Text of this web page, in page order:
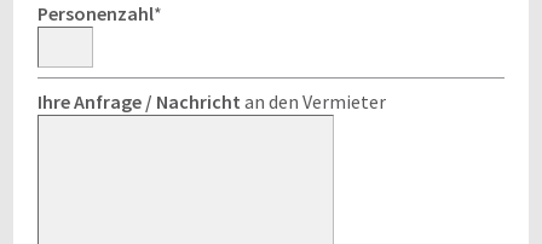
Personenzahl*
Ihre Anfrage / Nachricht an den Vermieter